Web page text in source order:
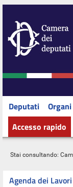
Deputati
Accesso rapido
Stai consultando:
Agenda dei Lavori